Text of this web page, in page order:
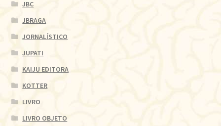
JBC
JBRAGA
JORNALÍSTICO
JUPATI
KAIJU EDITORA
KOTTER
LIVRO
LIVRO OBJETO